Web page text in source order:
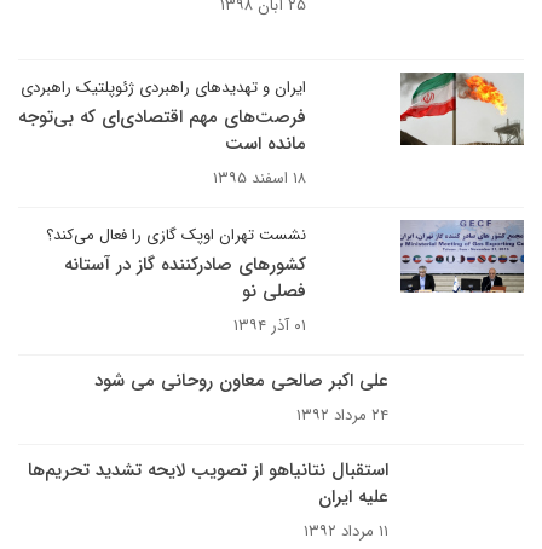
۲۵ آبان ۱۳۹۸
ایران و تهدیدهای راهبردی ژئوپلتیک راهبردی
فرصت‌های مهم اقتصادی‌‌ای که بی‌توجه
مانده است
۱۸ اسفند ۱۳۹۵
نشست تهران اوپک گازی را فعال می‌کند؟
کشورهای صادرکننده گاز در آستانه
فصلی نو
۰۱ آذر ۱۳۹۴
علی اکبر صالحی معاون روحانی می شود
۲۴ مرداد ۱۳۹۲
استقبال نتانیاهو از تصویب لایحه تشدید تحریم‌ها
علیه ایران
۱۱ مرداد ۱۳۹۲